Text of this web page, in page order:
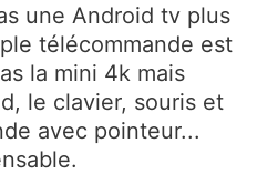
une Android tv plus
télécommande est
la mini 4k mais
le clavier, souris et
avec pointeur...